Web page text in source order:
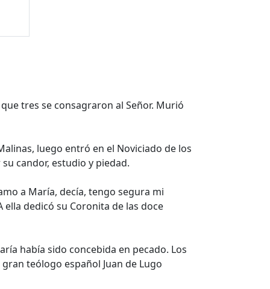
tres se consagraron al Señor. Murió
luego entró en el Noviciado de los
candor, estudio y piedad.
a María, decía, tengo segura mi
dedicó su Coronita de las doce
había sido concebida en pecado. Los
teólogo español Juan de Lugo